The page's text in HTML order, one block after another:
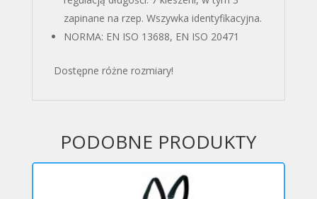
zapinane na rzep. Wszywka identyfikacyjna.
NORMA: EN ISO 13688, EN ISO 20471
Dostępne różne rozmiary!
PODOBNE PRODUKTY